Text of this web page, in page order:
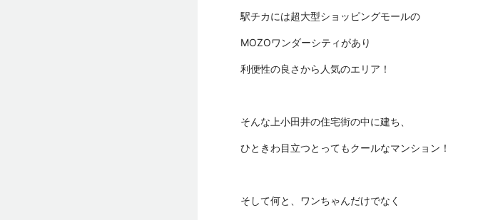
駅チカには超大型ショッピングモールの
MOZOワンダーシティがあり
利便性の良さから人気のエリア！
そんな上小田井の住宅街の中に建ち、
ひときわ目立つとってもクールなマンション！
そして何と、ワンちゃんだけでなく